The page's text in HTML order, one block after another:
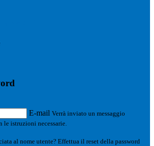
E-mail Verrà inviato un messaggio
istruzioni necessarie.
al nome utente? Effettua il reset della password